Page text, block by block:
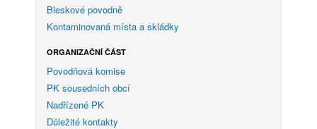
Bleskové povodně
Kontaminovaná místa a skládky
ORGANIZAČNÍ ČÁST
Povodňová komise
PK sousedních obcí
Nadřízené PK
Důležité kontakty